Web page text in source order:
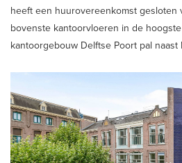
heeft een huurovereenkomst gesloten
bovenste kantoorvloeren in de
kantoorgebouw Delftse Poort pal naast